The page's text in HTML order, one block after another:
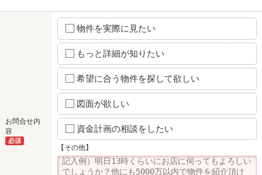
お問合せ内
容
必須
物件を実際に見たい
もっと詳細が知りたい
希望に合う物件を探して欲しい
図面が欲しい
資金計画の相談をしたい
【その他】